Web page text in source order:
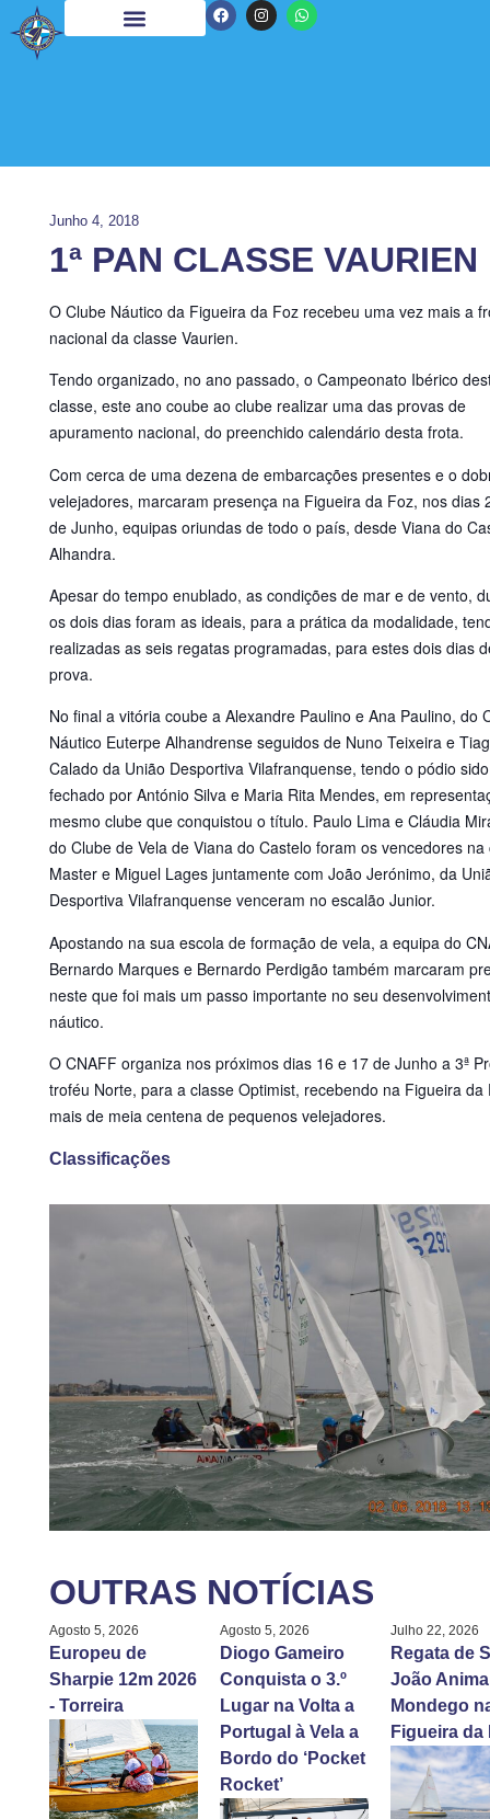
Junho 4, 2018
1ª PAN CLASSE VAURIEN
O Clube Náutico da Figueira da Foz recebeu uma vez mais a
nacional da classe Vaurien.
Tendo organizado, no ano passado, o Campeonato Ibérico
classe, este ano coube ao clube realizar uma das provas de
apuramento nacional, do preenchido calendário desta frota.
Com cerca de uma dezena de embarcações presentes e o
velejadores, marcaram presença na Figueira da Foz, nos dias
de Junho, equipas oriundas de todo o país, desde Viana do
Alhandra.
Apesar do tempo enublado, as condições de mar e de vento,
os dois dias foram as ideais, para a prática da modalidade,
realizadas as seis regatas programadas, para estes dois dias
prova.
No final a vitória coube a Alexandre Paulino e Ana Paulino, do
Náutico Euterpe Alhandrense seguidos de Nuno Teixeira e
Calado da União Desportiva Vilafranquense, tendo o pódio sido
fechado por António Silva e Maria Rita Mendes, em
mesmo clube que conquistou o título. Paulo Lima e Cláudia
do Clube de Vela de Viana do Castelo foram os vencedores na
Master e Miguel Lages juntamente com João Jerónimo, da
Desportiva Vilafranquense venceram no escalão Junior.
Apostando na sua escola de formação de vela, a equipa do
Bernardo Marques e Bernardo Perdigão também marcaram
neste que foi mais um passo importante no seu
náutico.
O CNAFF organiza nos próximos dias 16 e 17 de Junho a 3ª
troféu Norte, para a classe Optimist, recebendo na Figueira da
mais de meia centena de pequenos velejadores.
Classificações
OUTRAS NOTÍCIAS
Agosto 5, 2026
Europeu de
Sharpie 12m 2026
- Torreira
Agosto 5, 2026
Diogo Gameiro
Conquista o 3.º
Lugar na Volta a
Portugal à Vela a
Bordo do ‘Pocket
Rocket’
Julho 22, 2026
Regata de
João
Mondego
Figueira da